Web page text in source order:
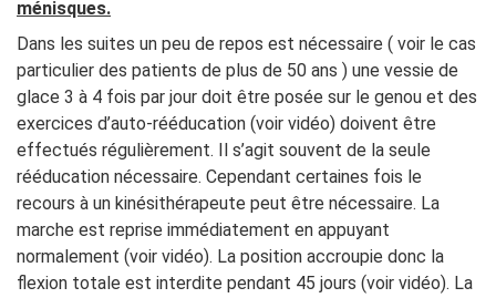
ménisques.
Dans les suites un peu de repos est nécessaire ( voir le cas
particulier des patients de plus de 50 ans ) une vessie de
glace 3 à 4 fois par jour doit être posée sur le genou et des
exercices d’auto-rééducation (voir vidéo) doivent être
effectués régulièrement. Il s’agit souvent de la seule
rééducation nécessaire. Cependant certaines fois le
recours à un kinésithérapeute peut être nécessaire. La
marche est reprise immédiatement en appuyant
normalement (voir vidéo). La position accroupie donc la
flexion totale est interdite pendant 45 jours (voir vidéo). La